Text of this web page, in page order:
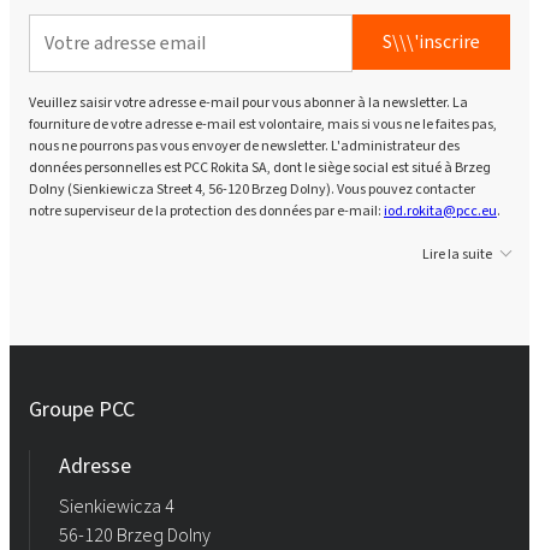
S\\\'inscrire
Veuillez saisir votre adresse e-mail pour vous abonner à la newsletter. La
fourniture de votre adresse e-mail est volontaire, mais si vous ne le faites pas,
nous ne pourrons pas vous envoyer de newsletter. L'administrateur des
données personnelles est PCC Rokita SA, dont le siège social est situé à Brzeg
Dolny (Sienkiewicza Street 4, 56-120 Brzeg Dolny). Vous pouvez contacter
notre superviseur de la protection des données par e-mail:iod.rokita@pcc.eu.
Lire la suite
Groupe PCC
Adresse
Sienkiewicza 4
56-120 Brzeg Dolny